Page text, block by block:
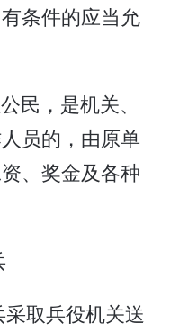
条件的应当允
民，是机关、
员的，由原单
、奖金及各种
取兵役机关送